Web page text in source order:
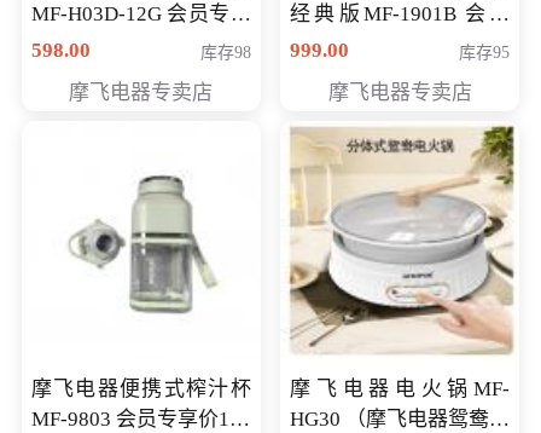
MF-H03D-12G 会员专享
价398元
598.00 库存98
摩飞电器专卖店
经典版MF-1901B 会员
专享价399元
999.00 库存95
摩飞电器专卖店
摩飞电器便携式榨汁杯
MF-9803 会员专享价138
摩飞电器电火锅MF-
HG30 （摩飞电器鸳鸯锅